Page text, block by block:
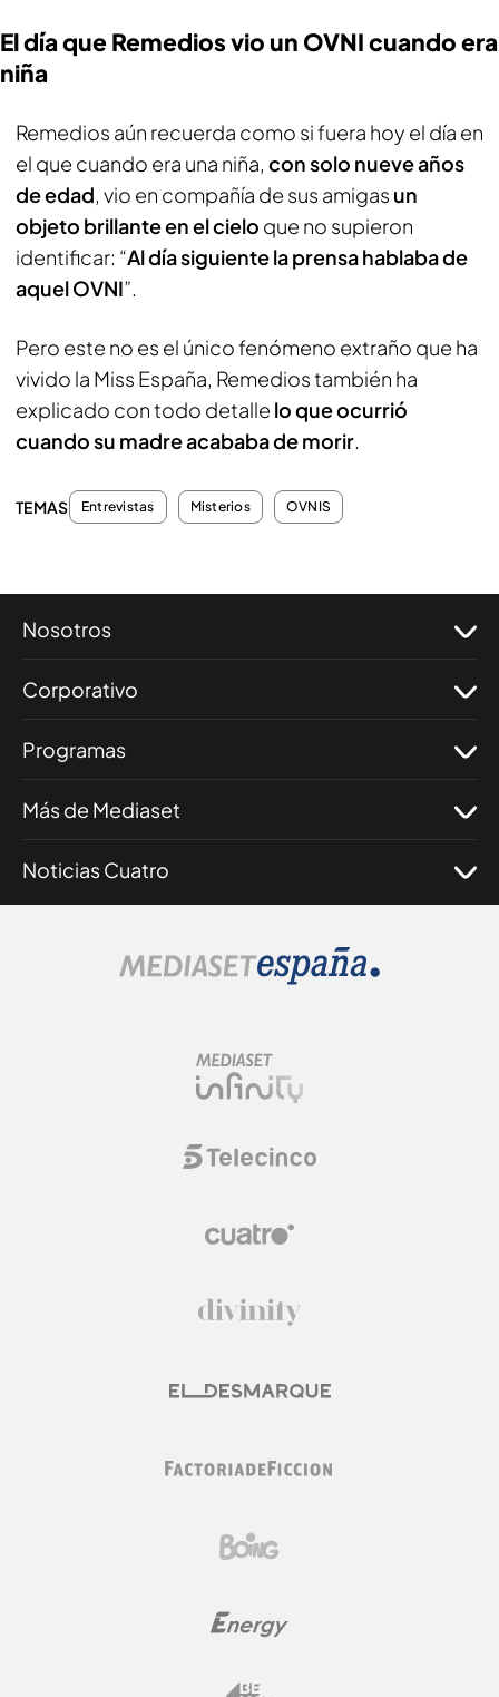
El día que Remedios vio un OVNI cuando era
niña
Remedios aún recuerda como si fuera hoy el día en
el que cuando era una niña, con solo nueve años
de edad, vio en compañía de sus amigas un
objeto brillante en el cielo que no supieron
identificar: “Al día siguiente la prensa hablaba de
aquel OVNI”.
Pero este no es el único fenómeno extraño que ha
vivido la Miss España, Remedios también ha
explicado con todo detalle lo que ocurrió
cuando su madre acababa de morir.
TEMAS Entrevistas Misterios OVNIS
Nosotros
Corporativo
Programas
Más de Mediaset
Noticias Cuatro